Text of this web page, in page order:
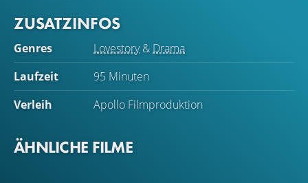
ZUSATZINFOS
Genres Lovestory& Drama
Laufzeit
95 Minuten
Verleih
Apollo Filmproduktion
ÄHNLICHE FILME